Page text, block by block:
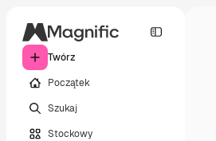
Twórz
Początek
Szukaj
Stockowy